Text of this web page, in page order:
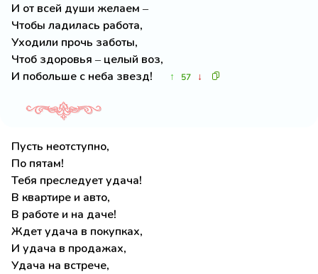
И от всей души желаем –
Чтобы ладилась работа,
Уходили прочь заботы,
Чтоб здоровья – целый воз,
И побольше с неба звезд!
↑ 57 ↓
Пусть неотступно,
По пятам!
Тебя преследует удача!
В квартире и авто,
В работе и на даче!
Ждет удача в покупках,
И удача в продажах,
Удача на встрече,